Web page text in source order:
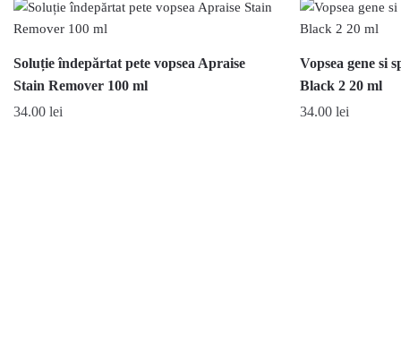
Soluție îndepărtat pete vopsea Apraise
Stain Remover 100 ml
34.00 lei
Vopsea gene si
Black 2 20 ml
34.00 lei